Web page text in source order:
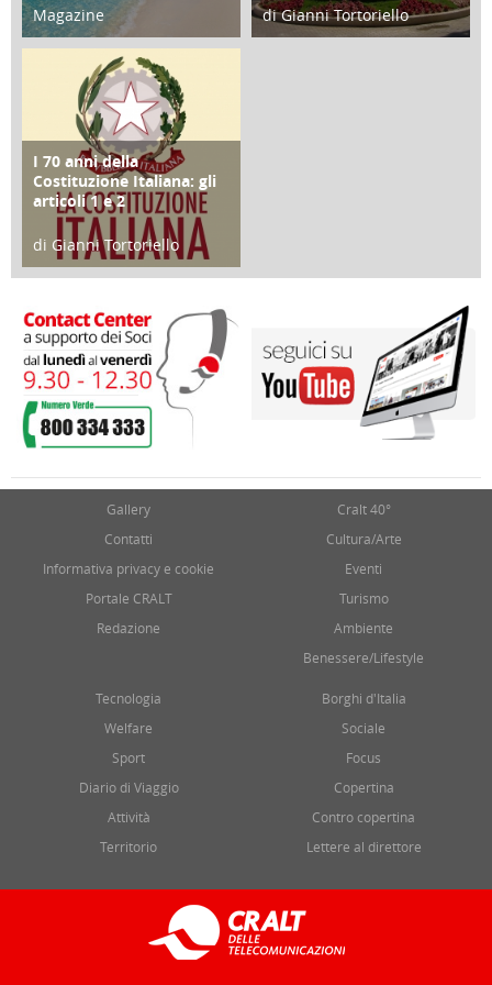
Magazine
25 Giugno 2016
di Gianni Tortoriello
FOCUS
I 70 anni della
Costituzione Italiana: gli
articoli 1 e 2
di Gianni Tortoriello
17 Marzo 2018
Gallery
Contatti
Informativa privacy e cookie
Portale CRALT
Redazione
Cralt 40°
Cultura/Arte
Eventi
Turismo
Ambiente
Benessere/Lifestyle
Tecnologia
Welfare
Sport
Diario di Viaggio
Attività
Territorio
Borghi d'Italia
Sociale
Focus
Copertina
Contro copertina
Lettere al direttore